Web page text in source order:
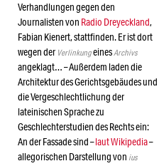
Verhandlungen gegen den
Journalisten von Radio Dreyeckland,
Fabian Kienert, stattfinden. Er ist dort
wegen der VerlinkungeinesArchivs
angeklagt… – Außerdem laden die
Architektur des Gerichtsgebäudes und
die Vergeschlechtlichung der
lateinischen Sprache zu
Geschlechterstudien des Rechts ein:
An der Fassade sind –laut Wikipedia–
allegorischen Darstellung von ius